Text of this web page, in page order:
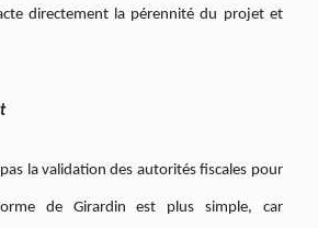
directement la pérennité du projet et
la validation des autorités fiscales pour
de Girardin est plus simple, car